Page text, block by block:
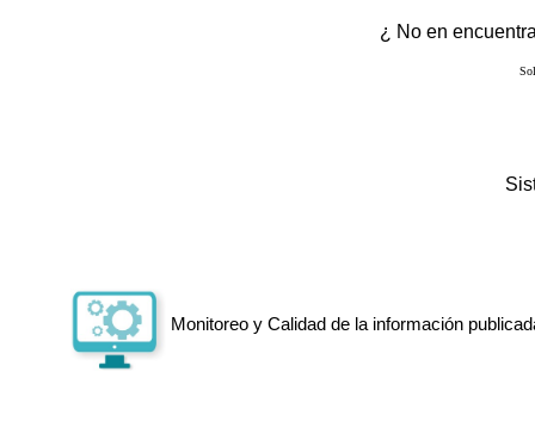
¿ No en
Monitoreo y Calidad de la información